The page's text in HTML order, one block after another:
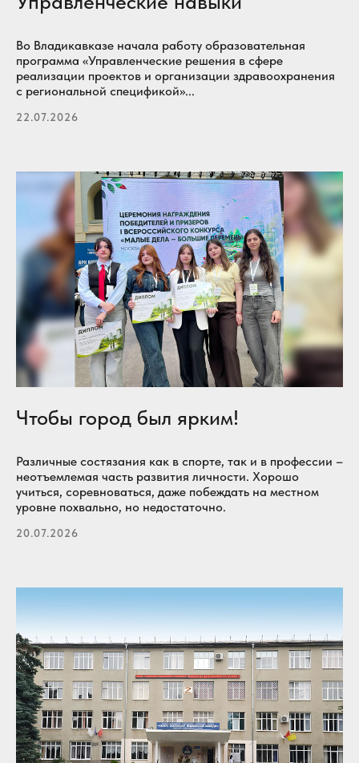
Во Владикавказе начала работу образовательная
программа «Управленческие решения в сфере
реализации проектов и организации здравоохранения
с региональной спецификой»...
22.07.2026
Чтобы город был ярким!
Различные состязания как в спорте, так и в профессии –
неотъемлемая часть развития личности. Хорошо
учиться, соревноваться, даже побеждать на местном
уровне похвально, но недостаточно.
20.07.2026